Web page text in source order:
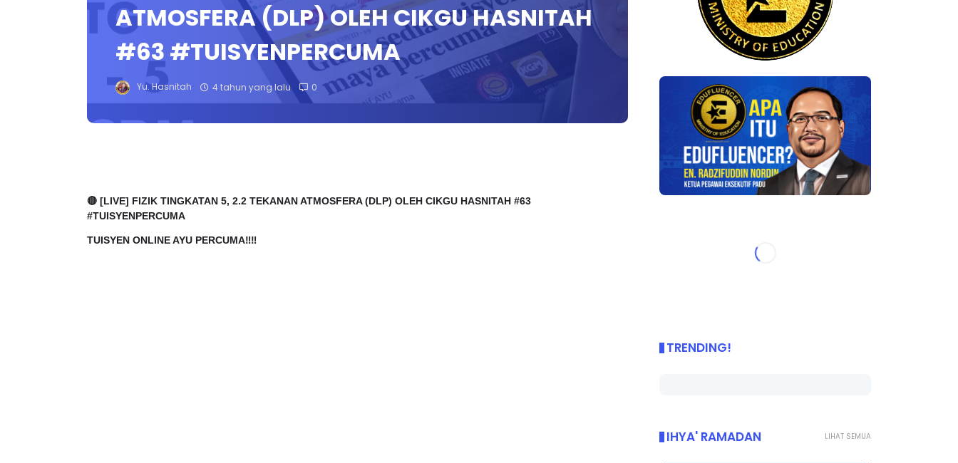
ATMOSFERA (DLP) OLEH CIKGU HASNITAH
#63 #TUISYENPERCUMA
Yu. Hasnitah 4 tahun yang lalu 0
🔴 [LIVE] FIZIK TINGKATAN 5, 2.2 TEKANAN ATMOSFERA (DLP) OLEH CIKGU HASNITAH #63
#TUISYENPERCUMA
TUISYEN ONLINE AYU PERCUMA‼️‼️
TRENDING!
LIHAT SEMUA
IHYA' RAMADAN